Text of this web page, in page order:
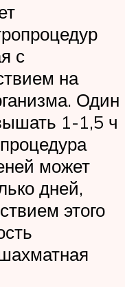
с
на
Один
1-1,5 ч
может
дней,
этого